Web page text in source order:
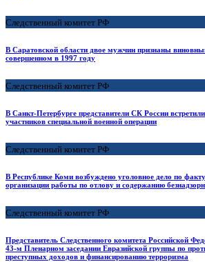
Следственный комитет РФ
В Саратовской области двое мужчин признаны
совершенном в 1997 году
Следственный комитет РФ
В Санкт-Петербурге представители СК России
участников специальной военной операции
Следственный комитет РФ
В Республике Коми возбуждено уголовное дело по
организации работы по отлову и содержанию
Следственный комитет РФ
Представитель Следственного комитета Российской
43-м Пленарном заседании Евразийской группы по
преступных доходов и финансированию терроризма